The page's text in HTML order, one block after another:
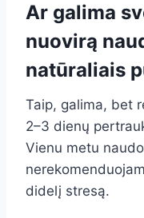
Ar galima
nuovirą
natūraliais
Taip, galima, bet
2–3 dienų
Vienu metu
didelį stresą.